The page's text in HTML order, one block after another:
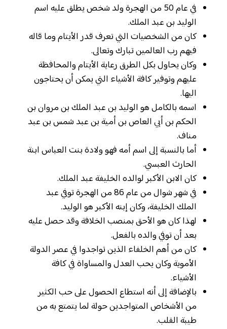
في عام 50 من الهجرة ولد شخص يطلق عليه اسم
الوليد بن عبد الملك.
كان من الشخصيات التي تعرف قدر الأيتام وما قاله
فيهم رب العالمين تبارك وتعالى.
وكان يحاول بكل الطرق رعاية الأيتام والمحافظة
عليهم وتوفير كافة الأشياء التي يمكن أن يحتاجون
اليها.
اسمه بالكامل هو الوليد بن عبد الملك بن مروان بن
الحكم بن أبي العاص بن أمية بن عبد شمس بن عبد
مناف.
أما بالنسبة إلى اسم أمه فهو ولادة بنت العباس ابنة
الحارث العبسي.
كان الابن الأكبر لوالده الخليفة عبد الملك.
في شهر شوال من عام 86 من الهجرة توفي عبد
الملك الخليفة، وكان إبنه الأكبر هو الوليد.
لهذا كان هو الأحق بمنصب الخلافة وقد حصل عليه
بعد أن توفي والده بالفعل.
كان من أهم الخلفاء الذين تواجدوا في عصر الدولة
الأموية وكان يحب العدل والمساواة في كافة
الأشياء.
بالإضافة إلى أنه استطاع الحصول على حب الكثير
من الأشخاص المتواجدين حولة لما يتمتع به من
طيبة القلب.